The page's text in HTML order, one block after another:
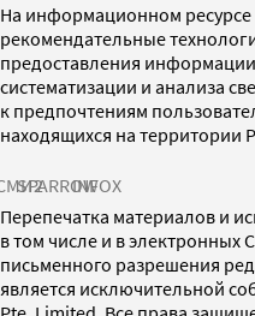
На информационном
рекомендательные
предоставления
систематизации и анализа
к предпочтениям
находящихся на территории
SPARROWINFOX
Перепечатка материалов и
в том числе и в
письменного разрешения
является исключительной